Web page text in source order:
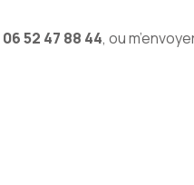
06 52 47 88 44, ou